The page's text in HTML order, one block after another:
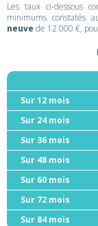
Les taux ci-dessous
minimums constatés
neuve de 12 000 €,
Sur 12 mois
Sur 24 mois
Sur 36 mois
Sur 48 mois
Sur 60 mois
Sur 72 mois
Sur 84 mois